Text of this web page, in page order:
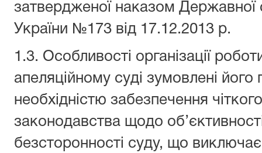
затвердженої наказом Державної
України №173 від 17.12.2013 р.
1.3. Особливості організації
апеляційному суді зумовлені
необхідністю забезпечення
законодавства щодо
безсторонності суду, що